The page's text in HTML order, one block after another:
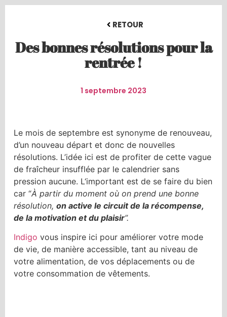
RETOUR
Des bonnes résolutions pour la
rentrée !
1 septembre 2023
Le mois de septembre est synonyme de renouveau,
d’un nouveau départ et donc de nouvelles
résolutions. L’idée ici est de profiter de cette vague
de fraîcheur insufflée par le calendrier sans
pression aucune. L‘important est de se faire du bien
car “À partir du moment où on prend une bonne
résolution, on active le circuit de la récompense,
de la motivation et du plaisir”.
Indigo vous inspire ici pour améliorer votre mode
de vie, de manière accessible, tant au niveau de
votre alimentation, de vos déplacements ou de
votre consommation de vêtements.